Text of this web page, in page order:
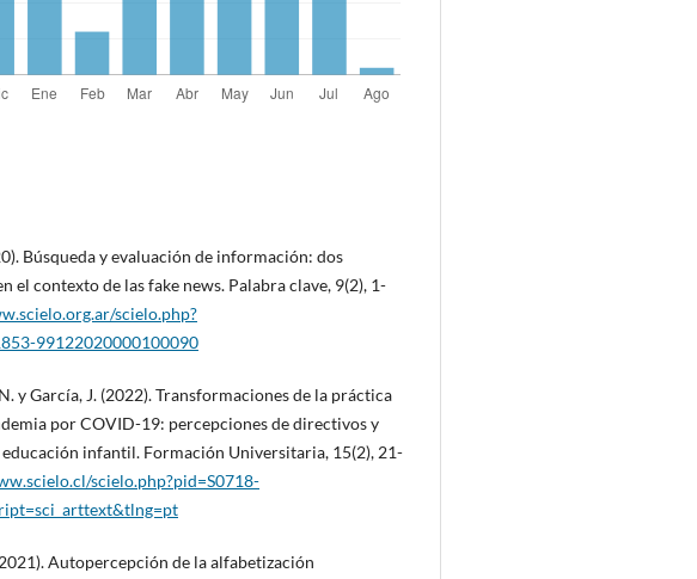
Búsqueda y evaluación de información: dos
el contexto de las fake news. Palabra clave, 9(2), 1-
scielo.php?
99122020000100090
y García, J. (2022). Transformaciones de la práctica
por COVID-19: percepciones de directivos y
infantil. Formación Universitaria, 15(2), 21-
scielo.php?pid=S0718-
Autopercepción de la alfabetización